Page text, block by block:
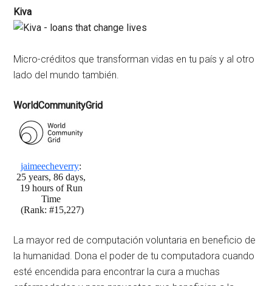
Kiva
Micro-créditos que transforman vidas en tu país y al otro
lado del mundo también.
WorldCommunityGrid
La mayor red de computación voluntaria en beneficio de
la humanidad. Dona el poder de tu computadora cuando
esté encendida para encontrar la cura a muchas